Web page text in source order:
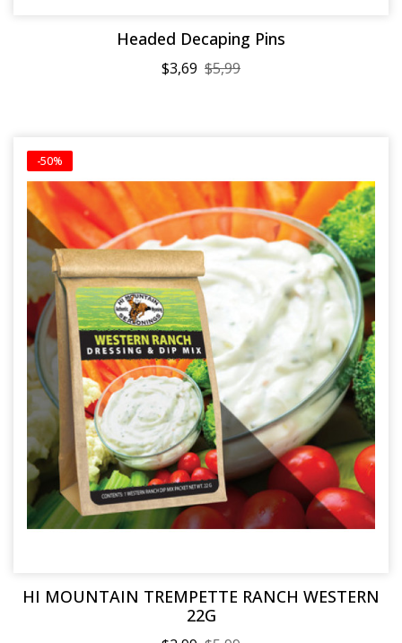
Headed Decaping Pins
$3,69 $5,99
-50%
HI MOUNTAIN TREMPETTE RANCH WESTERN
22G